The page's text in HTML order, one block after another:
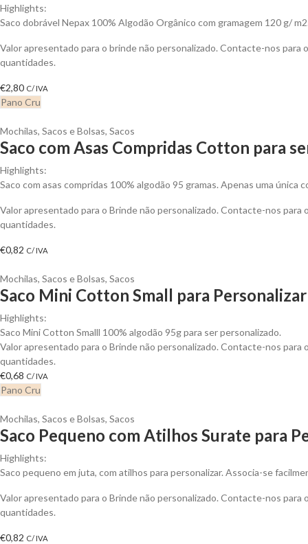
Highlights:
Saco dobrável Nepax 100% Algodão Orgânico com gramagem 120 g/
Valor apresentado para o brinde não personalizado. Contacte-nos
quantidades.
€2,80 C/ IVA
Pano Cru
Mochilas, Sacos e Bolsas, Sacos
Saco com Asas Compridas Cotton para
Highlights:
Saco com asas compridas 100% algodão 95 gramas. Apenas uma única
Valor apresentado para o Brinde não personalizado. Contacte-nos
quantidades.
€0,82 C/ IVA
Mochilas, Sacos e Bolsas, Sacos
Saco Mini Cotton Small para Personalizar
Highlights:
Saco Mini Cotton Smalll 100% algodão 95g para ser personalizado.
Valor apresentado para o Brinde não personalizado. Contacte-nos
quantidades.
€0,68 C/ IVA
Pano Cru
Mochilas, Sacos e Bolsas, Sacos
Saco Pequeno com Atilhos Surate para
Highlights:
Saco pequeno em juta, com atilhos para personalizar. Associa-se
Valor apresentado para o Brinde não personalizado. Contacte-nos
quantidades.
€0,82 C/ IVA